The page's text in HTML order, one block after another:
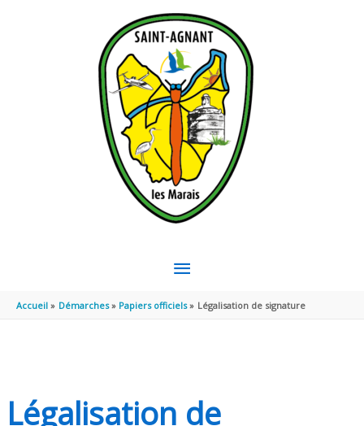
MENU
PRINCIPAL
Accueil Démarches Papiers officiels Légalisation de signature
Légalisation de